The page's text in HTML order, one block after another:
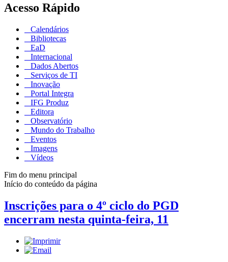
Acesso Rápido
Calendários
Bibliotecas
EaD
Internacional
Dados Abertos
Serviços de TI
Inovação
Portal Integra
IFG Produz
Editora
Observatório
Mundo do Trabalho
Eventos
Imagens
Vídeos
Fim do menu principal
Início do conteúdo da página
Inscrições para o 4º ciclo do PGD
encerram nesta quinta-feira, 11